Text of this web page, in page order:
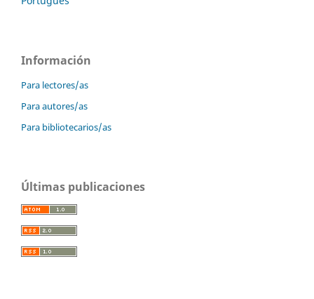
Información
Para lectores/as
Para autores/as
Para bibliotecarios/as
Últimas publicaciones